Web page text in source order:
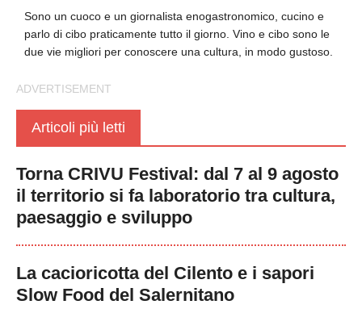
Sono un cuoco e un giornalista enogastronomico, cucino e
parlo di cibo praticamente tutto il giorno. Vino e cibo sono le
due vie migliori per conoscere una cultura, in modo gustoso.
Articoli più letti
Torna CRIVU Festival: dal 7 al 9 agosto
il territorio si fa laboratorio tra cultura,
paesaggio e sviluppo
La cacioricotta del Cilento e i sapori
Slow Food del Salernitano